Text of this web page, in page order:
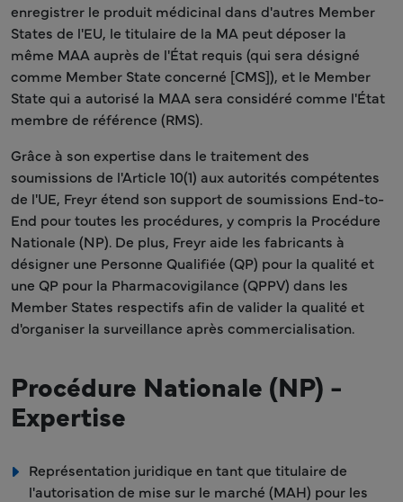
enregistrer le produit médicinal dans d'autres Member
States de l'EU, le titulaire de la MA peut déposer la
même MAA auprès de l'État requis (qui sera désigné
comme Member State concerné [CMS]), et le Member
State qui a autorisé la MAA sera considéré comme l'État
membre de référence (RMS).
Grâce à son expertise dans le traitement des
soumissions de l'Article 10(1) aux autorités compétentes
de l'UE, Freyr étend son support de soumissions End-to-
End pour toutes les procédures, y compris la Procédure
Nationale (NP). De plus, Freyr aide les fabricants à
désigner une Personne Qualifiée (QP) pour la qualité et
une QP pour la Pharmacovigilance (QPPV) dans les
Member States respectifs afin de valider la qualité et
d'organiser la surveillance après commercialisation.
Procédure Nationale (NP) -
Expertise
Représentation juridique en tant que titulaire de
l'autorisation de mise sur le marché (MAH) pour les